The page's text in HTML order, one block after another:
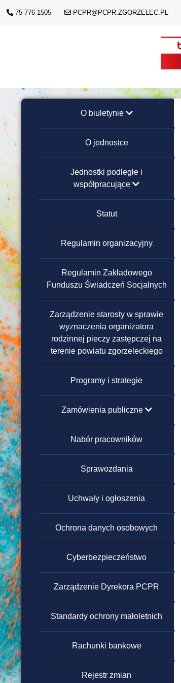
75 776 1505 PCPR@PCPR.ZGORZELEC.PL
O biuletynie
Instrukcja obsługi
Redakcja strony
O jednostce
Jednostki podległe i
współpracujące
Placówki Opiekuńczo-
Domy Pomocy Społecznej
Powiatowe Ośrodki Wsparcia
Ośrodek Interwencji
Kryzysowej
Statut
Regulamin organizacyjny
Regulamin Zakładowego
Funduszu Świadczeń Socjalnych
Zarządzenie starosty w sprawie
wyznaczenia organizatora
rodzinnej pieczy zastępczej na
terenie powiatu zgorzeleckiego
Programy i strategie
Zamówienia publiczne
poniżej 130 000 zł
powyżej 130 000 zł
publicznych poniżej 130 000
zł
Nabór pracowników
Sprawozdania
Uchwały i ogłoszenia
Ochrona danych osobowych
Cyberbezpieczeństwo
Zarządzenie Dyrekora PCPR
Standardy ochrony małoletnich
Rachunki bankowe
Rejestr zmian